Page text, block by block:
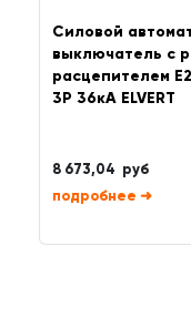
Силовой
выключатель с
расцепителем
3P 36кА ELVERT
8 673,04 руб
➜